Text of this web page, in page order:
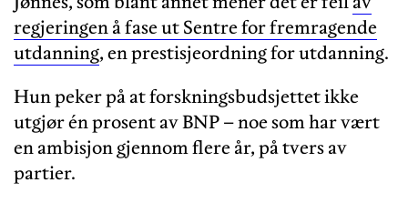
regjeringen å fase ut Sentre for fremragende
utdanning, en prestisjeordning for utdanning.
Hun peker på at forskningsbudsjettet ikke
utgjør én prosent av BNP – noe som har vært
en ambisjon gjennom flere år, på tvers av
partier.